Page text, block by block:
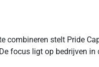
combineren stelt Pride
focus ligt op bedrijven in